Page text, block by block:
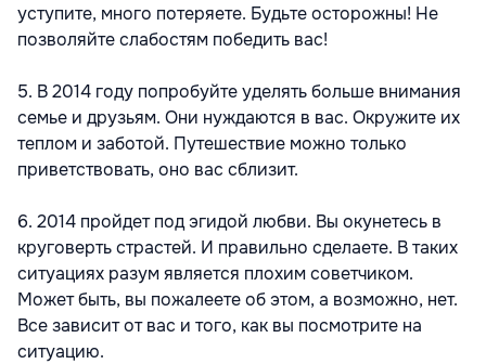
уступите, много потеряете. Будьте осторожны! Не
позволяйте слабостям победить вас!
5. В 2014 году попробуйте уделять больше внимания
семье и друзьям. Они нуждаются в вас. Окружите их
теплом и заботой. Путешествие можно только
приветствовать, оно вас сблизит.
6. 2014 пройдет под эгидой любви. Вы окунетесь в
круговерть страстей. И правильно сделаете. В таких
ситуациях разум является плохим советчиком.
Может быть, вы пожалеете об этом, а возможно, нет.
Все зависит от вас и того, как вы посмотрите на
ситуацию.